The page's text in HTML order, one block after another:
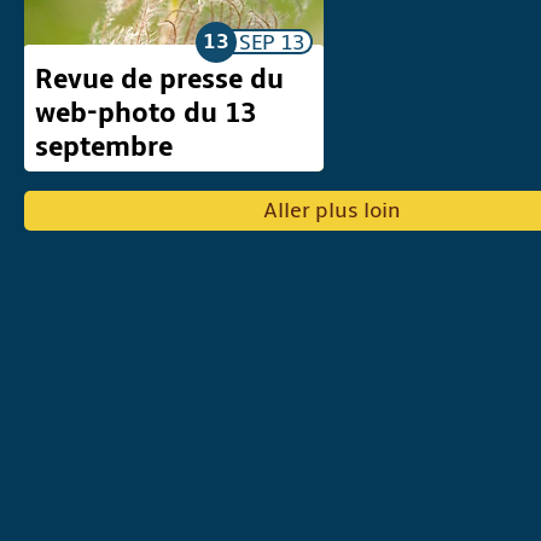
13 SEP 13
Revue de presse du
web-photo du 13
septembre
Aller plus loin